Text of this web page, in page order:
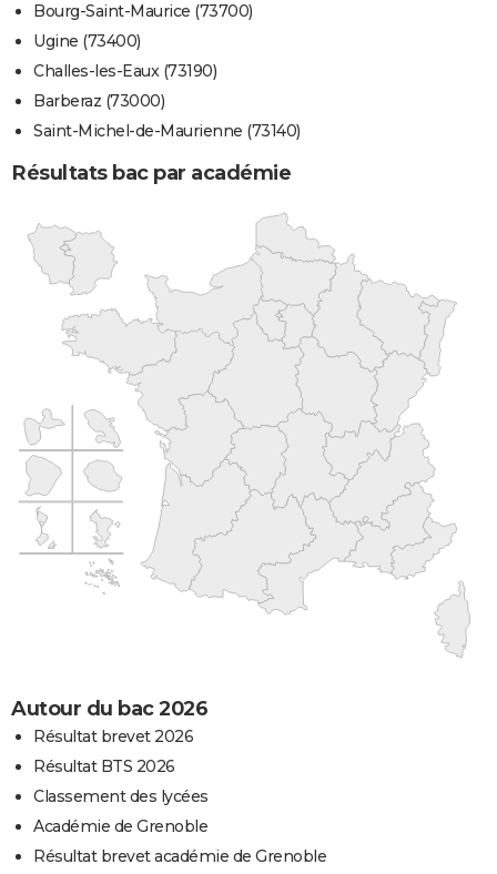
Bourg-Saint-Maurice (73700)
Ugine (73400)
Challes-les-Eaux (73190)
Barberaz (73000)
Saint-Michel-de-Maurienne (73140)
Résultats bac par académie
Autour du bac 2026
Résultat brevet 2026
Résultat BTS 2026
Classement des lycées
Académie de Grenoble
Résultat brevet académie de Grenoble